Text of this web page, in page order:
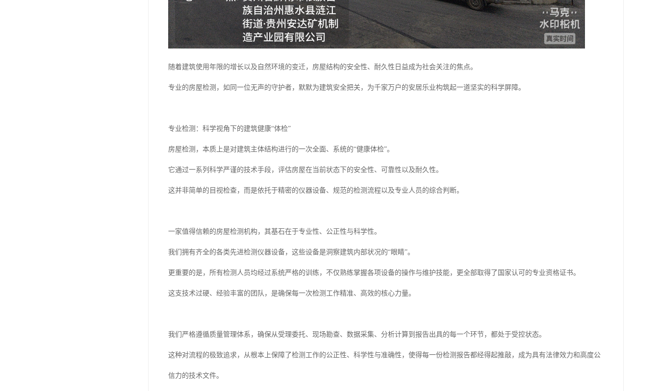
随着建筑使用年限的增长以及自然环境的变迁，房屋结构的安全性、耐久性日益成为社会关注的焦点。
专业的房屋检测，如同一位无声的守护者，默默为建筑安全把关，为千家万户的安居乐业构筑起一道坚实的科学屏障。
专业检测：科学视角下的建筑健康“体检”
房屋检测，本质上是对建筑主体结构进行的一次全面、系统的“健康体检”。
它通过一系列科学严谨的技术手段，评估房屋在当前状态下的安全性、可靠性以及耐久性。
这并非简单的目视检查，而是依托于精密的仪器设备、规范的检测流程以及专业人员的综合判断。
一家值得信赖的房屋检测机构，其基石在于专业性、公正性与科学性。
我们拥有齐全的各类先进检测仪器设备，这些设备是洞察建筑内部状况的“眼睛”。
更重要的是，所有检测人员均经过系统严格的训练，不仅熟练掌握各项设备的操作与维护技能，更全部取得了国家认可的专业资格证书。
这支技术过硬、经验丰富的团队，是确保每一次检测工作精准、高效的核心力量。
我们严格遵循质量管理体系，确保从受理委托、现场勘查、数据采集、分析计算到报告出具的每一个环节，都处于受控状态。
这种对流程的极致追求，从根本上保障了检测工作的公正性、科学性与准确性，使得每一份检测报告都经得起推敲，成为具有法律效力和高度公
信力的技术文件。